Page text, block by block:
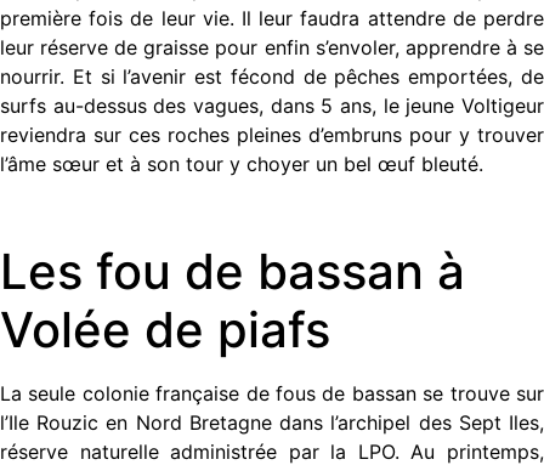
première fois de leur vie. Il leur faudra attendre de perdre
leur réserve de graisse pour enfin s’envoler, apprendre à se
nourrir. Et si l’avenir est fécond de pêches emportées, de
surfs au-dessus des vagues, dans 5 ans, le jeune Voltigeur
reviendra sur ces roches pleines d’embruns pour y trouver
l’âme sœur et à son tour y choyer un bel œuf bleuté.
Les fou de bassan à
Volée de piafs
La seule colonie française de fous de bassan se trouve sur
l’Ile Rouzic en Nord Bretagne dans l’archipel des Sept Iles,
réserve naturelle administrée par la LPO. Au printemps,